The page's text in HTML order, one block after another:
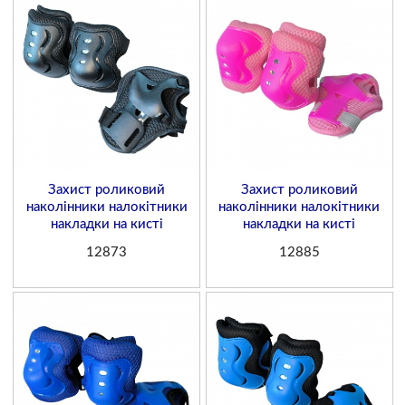
Захист роликовий
наколінники налокітники
накладки на кисті
12873
Захист роликовий
наколінники налокітники
накладки на кисті
12885